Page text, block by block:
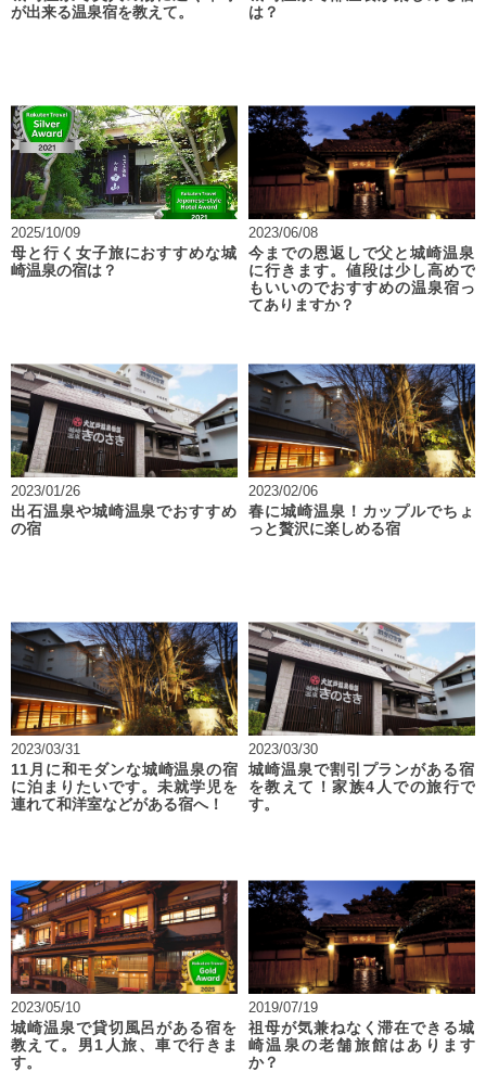
が出来る温泉宿を教えて。
は？
2025/10/09
母と行く女子旅におすすめな城
崎温泉の宿は？
2023/06/08
今までの恩返しで父と城崎温泉
に行きます。値段は少し高めで
もいいのでおすすめの温泉宿っ
てありますか？
2023/01/26
出石温泉や城崎温泉でおすすめ
の宿
2023/02/06
春に城崎温泉！カップルでちょ
っと贅沢に楽しめる宿
2023/03/31
11月に和モダンな城崎温泉の宿
に泊まりたいです。未就学児を
連れて和洋室などがある宿へ！
2023/03/30
城崎温泉で割引プランがある宿
を教えて！家族4人での旅行で
す。
2023/05/10
城崎温泉で貸切風呂がある宿を
教えて。男1人旅、車で行きま
す。
2019/07/19
祖母が気兼ねなく滞在できる城
崎温泉の老舗旅館はあります
か？